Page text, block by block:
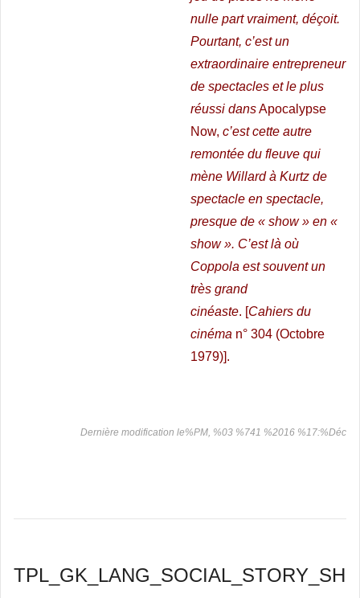
nulle part vraiment, déçoit.
Pourtant, c’est un
extraordinaire entrepreneur
de spectacles et le plus
réussi dansApocalypse
Now, c’est cette autre
remontée du fleuve qui
mène Willard à Kurtz de
spectacle en spectacle,
presque de « show » en «
show ». C’est là où
Coppola est souvent un
très grand
cinéaste. [Cahiers du
cinéma n° 304 (Octobre
1979)].
Dernière modification le%PM, %03 %741 %2016 %17:%Déc
TPL_GK_LANG_SOCIAL_STORY_SH